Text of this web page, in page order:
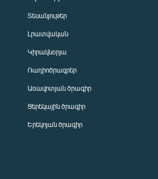
Տեսանյութեր
Լրատվական
Կիրակնօրյա
Ռադիոծրագրեր
Առավոտյան ծրագիր
Ցերեկային ծրագիր
Երեկոյան ծրագիր